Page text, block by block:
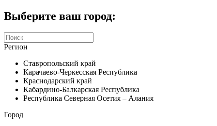
Выберите ваш город:
Регион
Ставропольский край
Карачаево-Черкесская Республика
Краснодарский край
Кабардино-Балкарская Республика
Республика Северная Осетия – Алания
Город